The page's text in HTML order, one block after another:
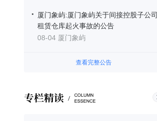
厦门象屿:厦门象屿关于间接控股子公司
租赁仓库起火事故的公告
08-04 厦门象屿
查看完整公告